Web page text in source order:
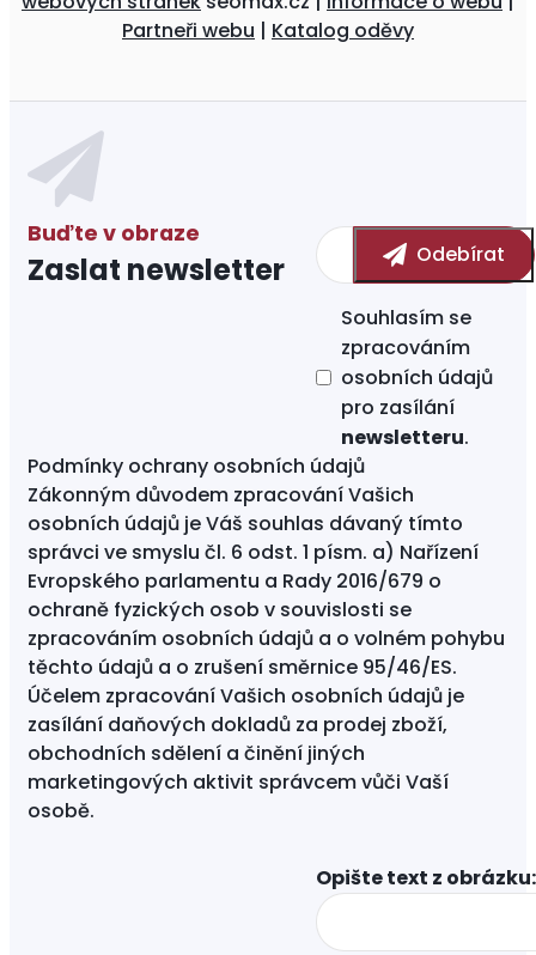
Partneři webu | Katalog oděvy
Zaslat newsletter
Souhlasím se
zpracováním
osobních údajů
pro zasílání
newsletteru.
Podmínky ochrany osobních údajů
Zákonným důvodem zpracování Vašich
osobních údajů je Váš souhlas dávaný tímto
správci ve smyslu čl. 6 odst. 1 písm. a) Nařízení
Evropského parlamentu a Rady 2016/679 o
ochraně fyzických osob v souvislosti se
zpracováním osobních údajů a o volném pohybu
těchto údajů a o zrušení směrnice 95/46/ES.
Účelem zpracování Vašich osobních údajů je
zasílání daňových dokladů za prodej zboží,
obchodních sdělení a činění jiných
marketingových aktivit správcem vůči Vaší
osobě.
Opište text z